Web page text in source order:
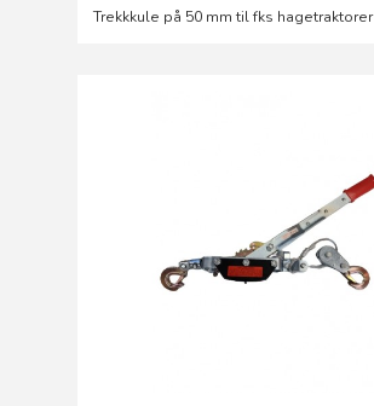
Trekkkule på 50 mm til fks hagetraktorer